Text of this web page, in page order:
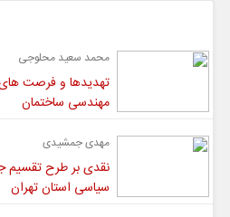
محمد سعید محلوجی
تهدیدها و فرصت
مهندسی ساختمان
مهدی جمشیدی
نقدی بر طرح تقسیم
سیاسی استان تهران